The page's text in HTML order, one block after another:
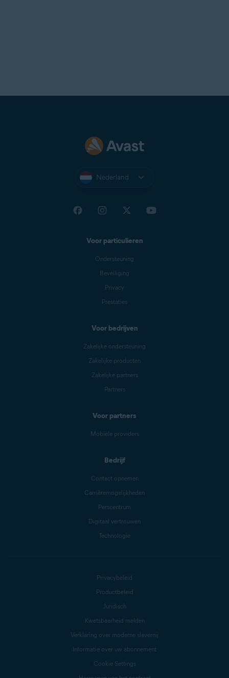
Nederland
Voor particulieren
Ondersteuning
Beveiliging
Privacy
Prestaties
Voor bedrijven
Zakelijke ondersteuning
Zakelijke producten
Zakelijke partners
Partners
Voor partners
Mobiele providers
Bedrijf
Contact opnemen
Carrièremogelijkheden
Perscentrum
Digitaal vertrouwen
Technologie
Privacybeleid
Productbeleid
Juridisch
Kwetsbaarheid melden
Verklaring over moderne slavernij
Informatie over uw abonnement
Cookie Settings